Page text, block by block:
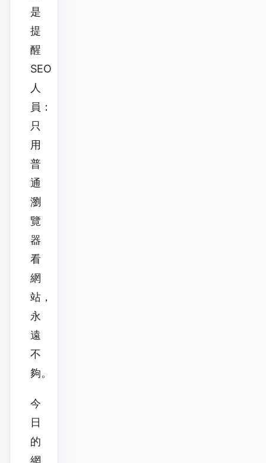
是
提
醒
SEO
人
員：
只
用
普
通
瀏
覽
器
看
網
站，
永
遠
不
夠。
今
日
的
網